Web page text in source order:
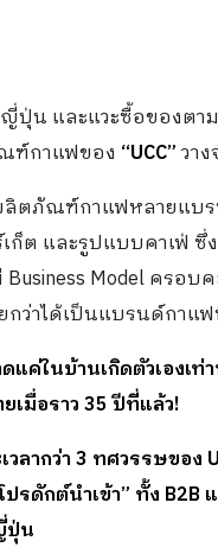
ปุ่น และแวะซื้อของตา
ฑ์กาแฟของ “UCC”วา
ภัณฑ์กาแฟหลายแบรน
ก็ต และรูปแบบคาเฟ่ ซึ่ง
Model ครอ
ยกว่าได้เป็นแบรนด์ก
ดแค่ในบ้านเกิดตัวเอง
เมื่อราว 35 ปีที่แล้ว!
ลากว่า3 ทศวรรษของ
ปรดักต์นำเข้า” ทั้ง
ปุ่น